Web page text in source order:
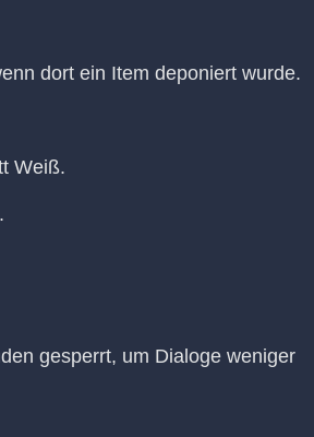
dort ein Item deponiert wurde.
Weiß.
gesperrt, um Dialoge weniger